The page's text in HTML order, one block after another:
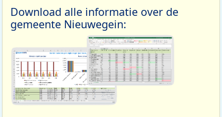
Download alle informatie over de
gemeente Nieuwegein: